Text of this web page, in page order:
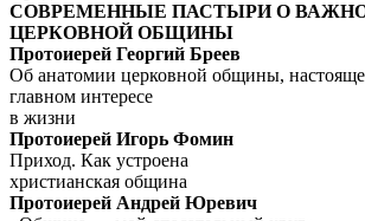
СОВРЕМЕННЫЕ ПАСТЫРИ О
ЦЕРКОВНОЙ ОБЩИНЫ
Протоиерей Георгий Бреев
Об анатомии церковной общины,
главном интересе
в жизни
Протоиерей Игорь Фомин
Приход. Как устроена
христианская община
Протоиерей Андрей Юревич